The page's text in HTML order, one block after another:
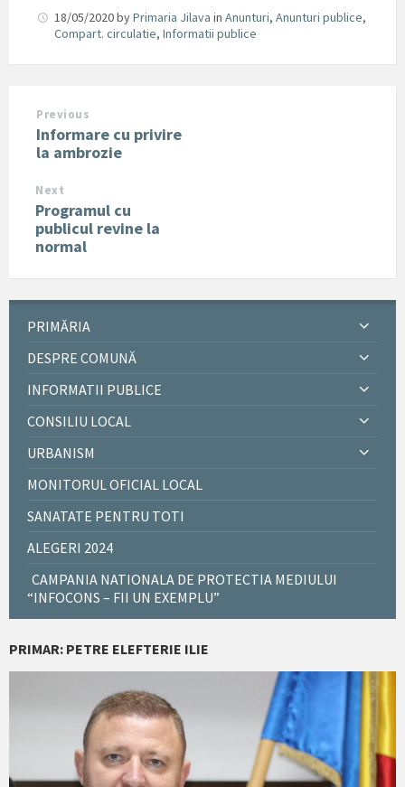
18/05/2020byPrimaria Jilava in Anunturi, Anunturi publice,
Compart. circulatie, Informatii publice
Previous
Informare cu privire
la ambrozie
Next
Programul cu
publicul revine la
normal
PRIMĂRIA
DESPRE COMUNĂ
INFORMATII PUBLICE
CONSILIU LOCAL
URBANISM
MONITORUL OFICIAL LOCAL
SANATATE PENTRU TOTI
ALEGERI 2024
CAMPANIA NATIONALA DE PROTECTIA MEDIULUI
“INFOCONS – FII UN EXEMPLU”
PRIMAR: PETRE ELEFTERIE ILIE